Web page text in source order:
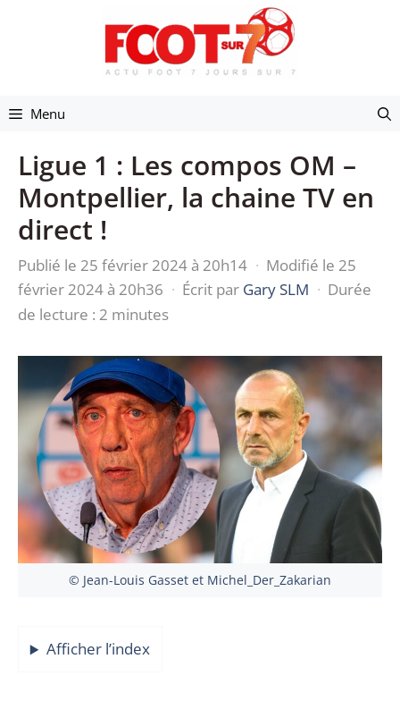
Menu
Ligue 1 : Les compos OM –
Montpellier, la chaine TV en
direct !
Publié le 25 février 2024 à 20h14 · Modifié le 25
février 2024 à 20h36 · Écrit par Gary SLM · Durée
de lecture : 2 minutes
© Jean-Louis Gasset et Michel_Der_Zakarian
Afficher l’index